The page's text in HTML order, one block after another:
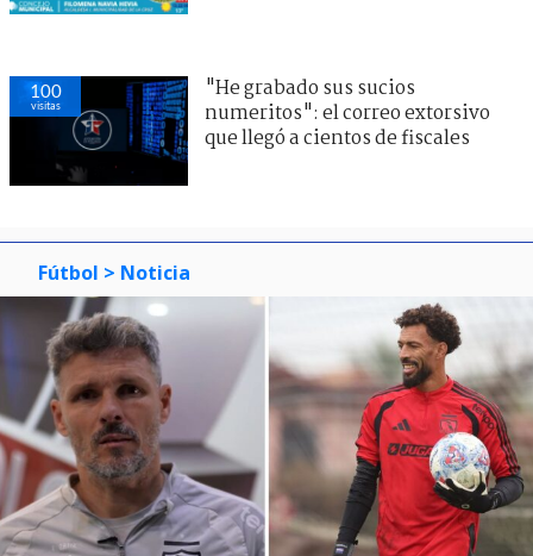
100
visitas
"He grabado sus sucios
numeritos": el correo extorsivo
que llegó a cientos de fiscales
Fútbol > Noticia